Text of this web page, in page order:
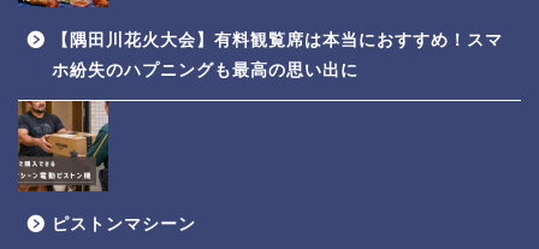
【隅田川花火大会】有料観覧席は本当におすすめ！スマ
ホ紛失のハプニングも最高の思い出に
ピストンマシーン